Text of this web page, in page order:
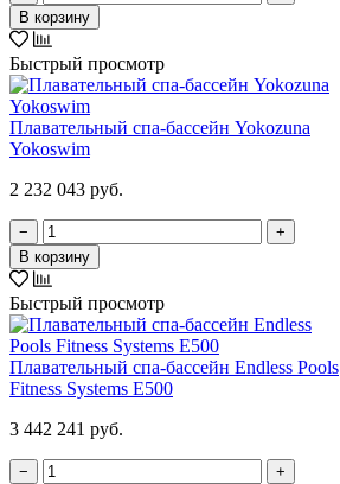
В корзину
Быстрый просмотр
Плавательный спа-бассейн Yokozuna
Yokoswim
2 232 043 руб.
−
+
В корзину
Быстрый просмотр
Плавательный спа-бассейн Endless Pools
Fitness Systems E500
3 442 241 руб.
−
+